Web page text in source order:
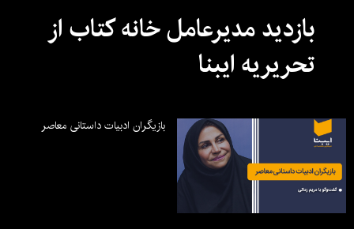
بازدید مدیرعامل خانه کتاب از
تحریریه ایبنا
بازیگران ادبیات داستانی معاصر